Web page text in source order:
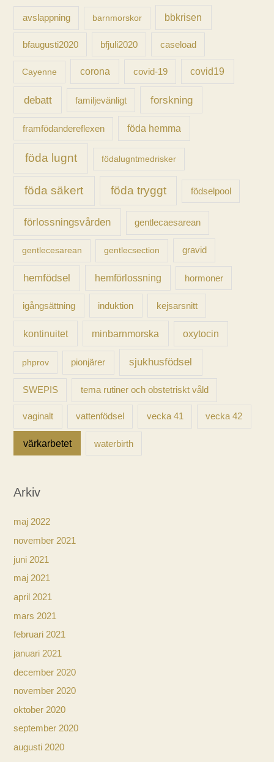
avslappning barnmorskor bbkrisen
bfaugusti2020 bfjuli2020 caseload
Cayenne corona covid-19 covid19
debatt familjevänligt forskning
framfödandereflexen föda hemma
föda lugnt födalugntmedrisker
föda säkert föda tryggt födselpool
förlossningsvården gentlecaesarean
gentlecesarean gentlecsection gravid
hemfödsel hemförlossning hormoner
igångsättning induktion kejsarsnitt
kontinuitet minbarnmorska oxytocin
phprov pionjärer sjukhusfödsel
SWEPIS tema rutiner och obstetriskt våld
vaginalt vattenfödsel vecka 41 vecka 42
värkarbetet waterbirth
Arkiv
maj 2022
november 2021
juni 2021
maj 2021
april 2021
mars 2021
februari 2021
januari 2021
december 2020
november 2020
oktober 2020
september 2020
augusti 2020